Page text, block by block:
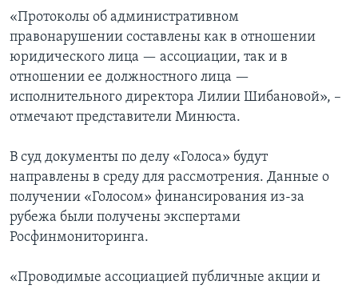
«Протоколы об административном
правонарушении составлены как в отношении
юридического лица — ассоциации, так и в
отношении ее должностного лица —
исполнительного директора Лилии Шибановой», –
отмечают представители Минюста.
В суд документы по делу «Голоса» будут
направлены в среду для рассмотрения. Данные о
получении «Голосом» финансирования из-за
рубежа были получены экспертами
Росфинмониторинга.
«Проводимые ассоциацией публичные акции и